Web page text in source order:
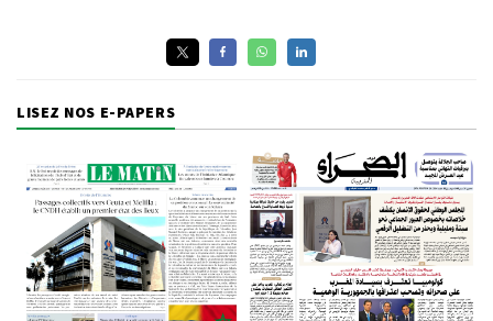
LISEZ NOS E-PAPERS